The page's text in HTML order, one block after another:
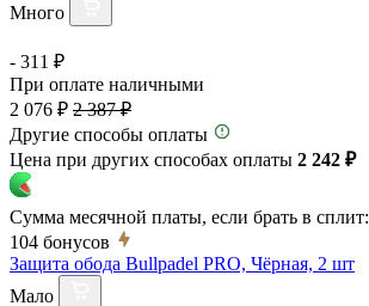
Много
- 311 ₽
При оплате наличными
2 076 ₽ 2 387 ₽
Другие способы оплаты
Цена при других способах оплаты 2 242 ₽
Сумма месячной платы, если брать в сплит:
104 бонусов
Защита обода Bullpadel PRO, Чёрная, 2 шт
Мало